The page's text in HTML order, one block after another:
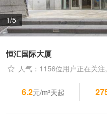
1/5
恒汇国际大厦
人气：1156位用户正在关
6.2元/m²天起